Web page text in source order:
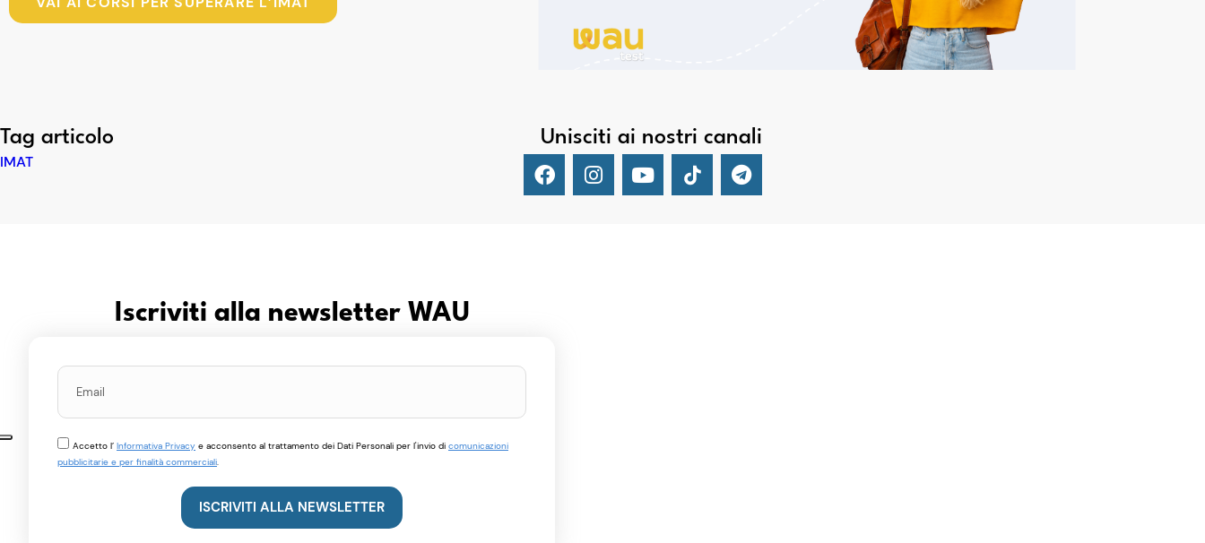
Tag articolo
IMAT
Unisciti ai nostri canali
Iscriviti alla newsletter WAU
Accetto l’ Informativa Privacy e acconsento al trattamento dei Dati Personali per l'invio di comunicazioni
pubblicitarie e per finalità commerciali.
ISCRIVITI ALLA NEWSLETTER